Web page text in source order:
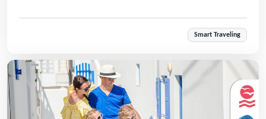
Smart Traveling